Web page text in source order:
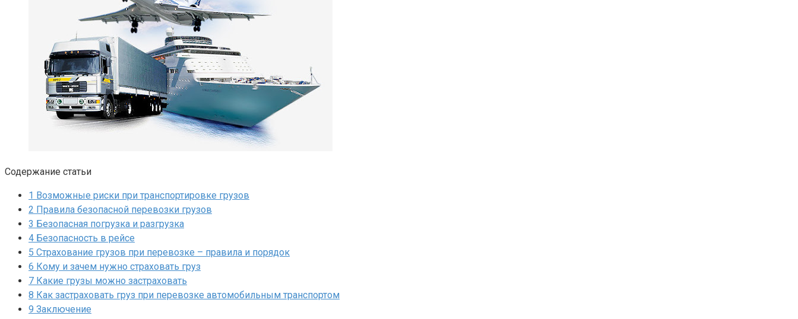
Содержание статьи
1 Возможные риски при транспортировке грузов
2 Правила безопасной перевозки грузов
3 Безопасная погрузка и разгрузка
4 Безопасность в рейсе
5 Страхование грузов при перевозке – правила и порядок
6 Кому и зачем нужно страховать груз
7 Какие грузы можно застраховать
8 Как застраховать груз при перевозке автомобильным транспортом
9 Заключение